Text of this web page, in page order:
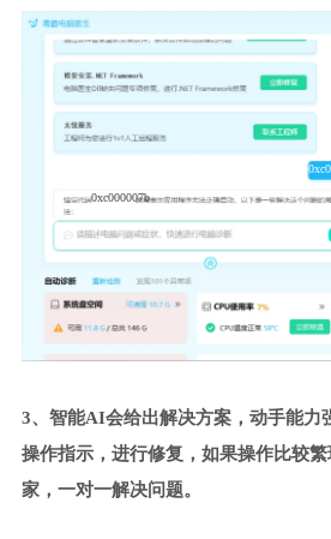
0xc000007b
3、智能AI会给出解决方案，动手能力
操作指示，进行修复，如果操作比较
家，一对一解决问题。